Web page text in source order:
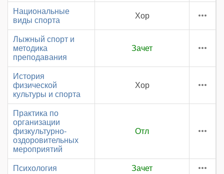
Национальные
виды спорта
Хор
Лыжный спорт и
методика
преподавания
Зачет
История
физической
культуры и спорта
Хор
Практика по
организации
физкультурно-
оздоровительных
мероприятий
Отл
Психология Зачет